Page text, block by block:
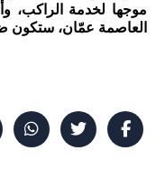
موجها لخدمة الراكب،
العاصمة عمّان، ستكون